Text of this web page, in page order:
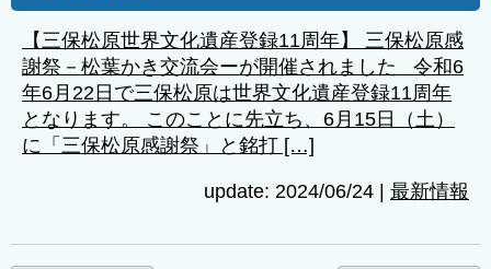
【三保松原世界文化遺産登録11周年】 三保松原感
謝祭－松葉かき交流会ーが開催されました 令和6
年6月22日で三保松原は世界文化遺産登録11周年
となります。 このことに先立ち、6月15日（土）
に「三保松原感謝祭」と銘打 […]
update: 2024/06/24 最新情報